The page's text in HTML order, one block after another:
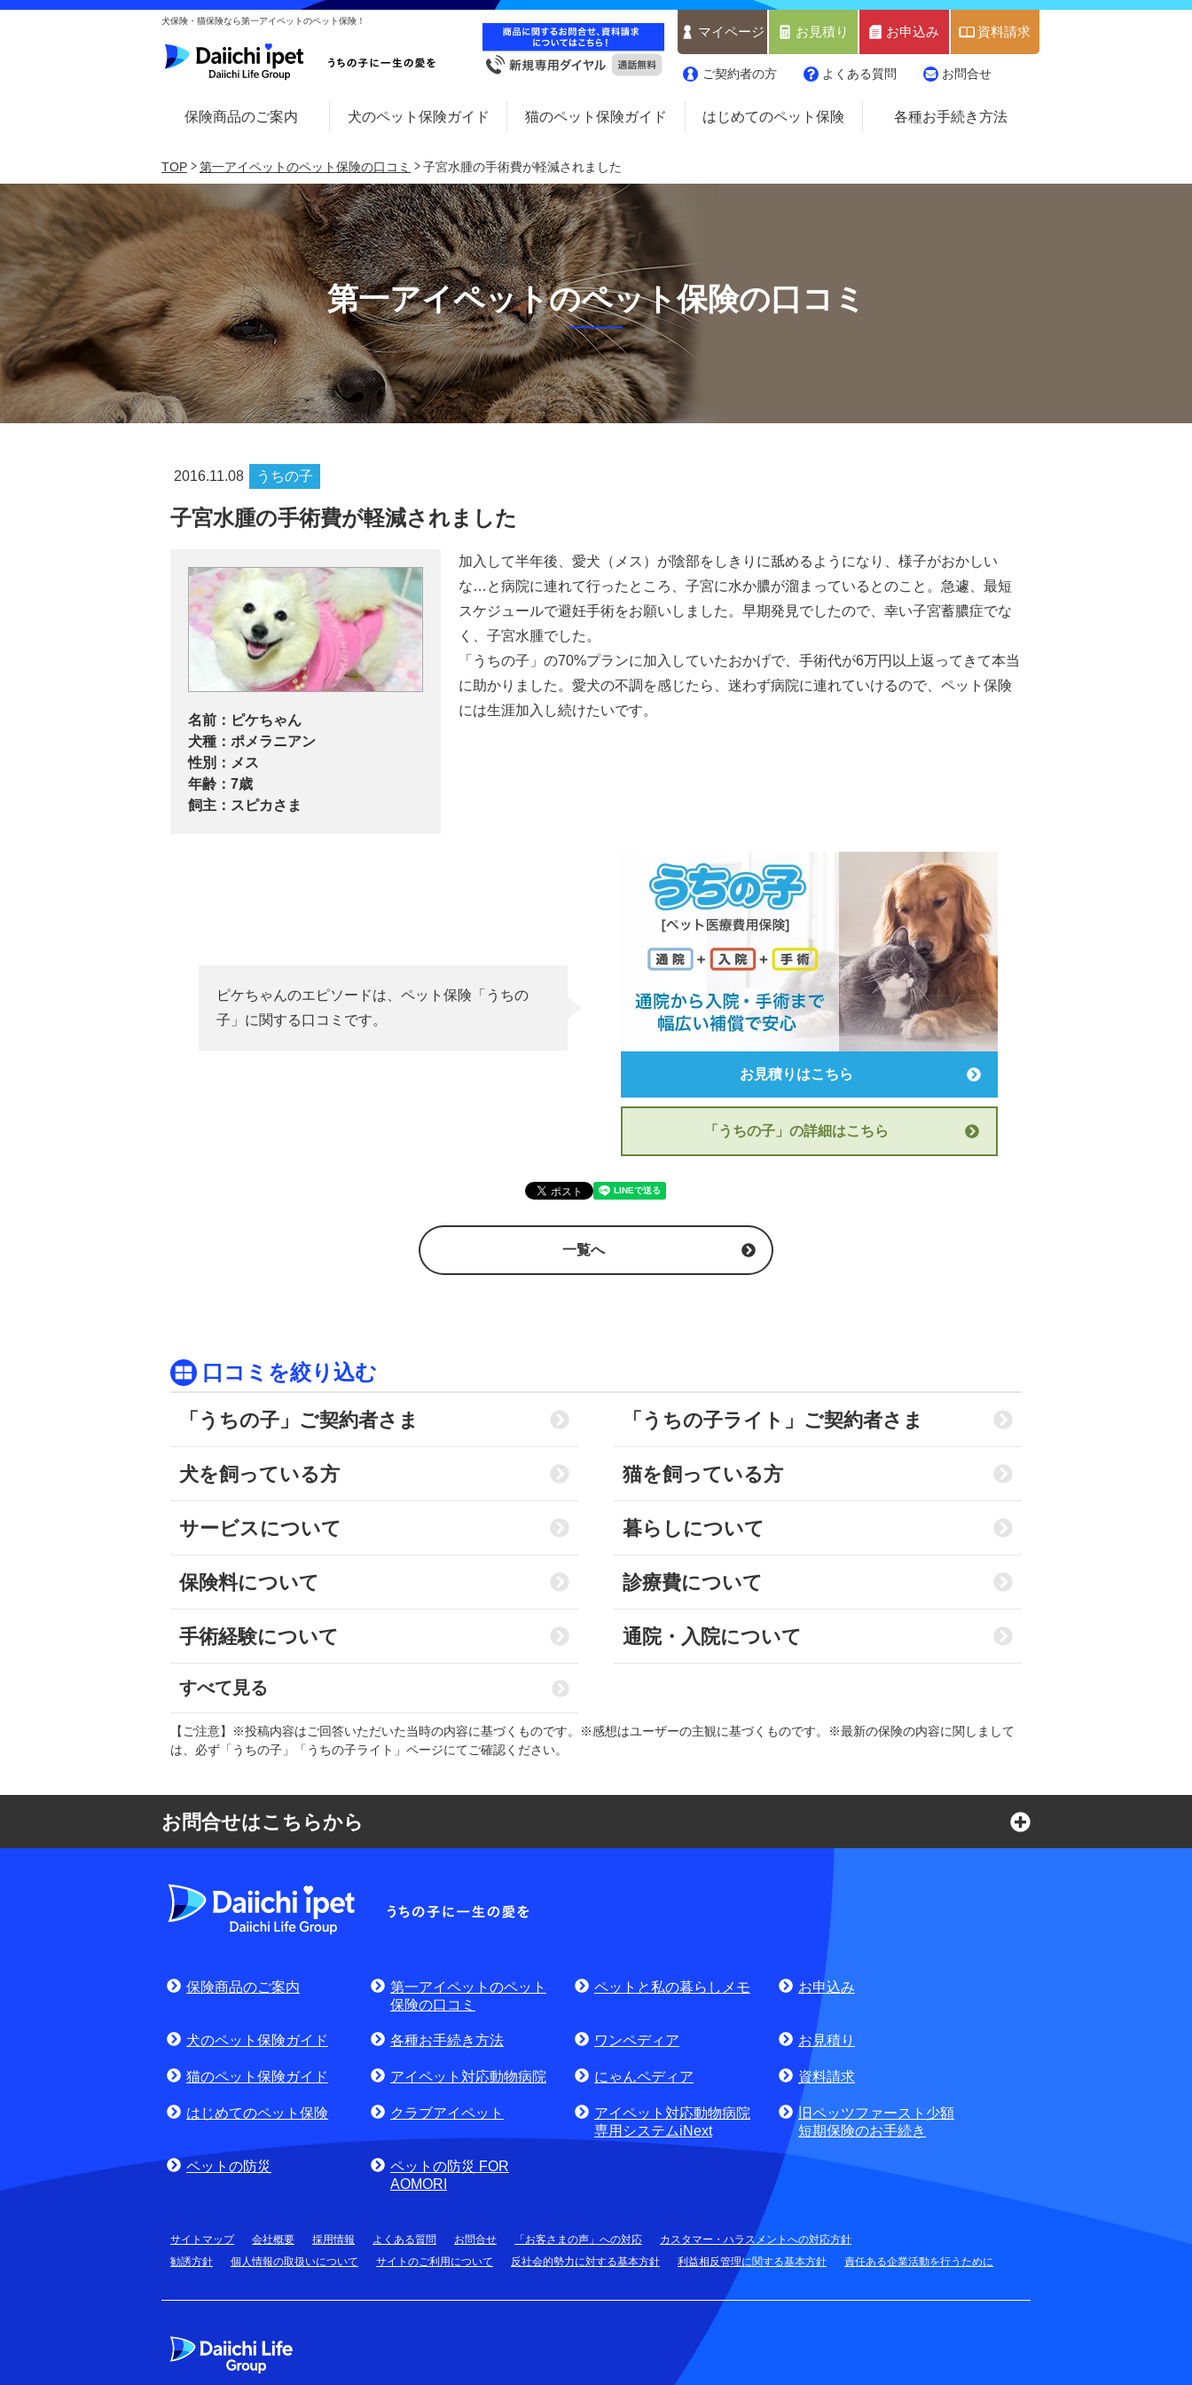
犬保険・猫保険なら第一アイペットのペット保険！
マイページ お見積り お申込み 資料請求
ご契約者の方 よくある質問 お問合せ
保険商品のご案内 犬のペット保険ガイド 猫のペット保険ガイド はじめてのペット保険 各種お手続き方法
TOP 第一アイペットのペット保険の口コミ 子宮水腫の手術費が軽減されました
第一アイペットのペット保険の口コミ
2016.11.08 うちの子
子宮水腫の手術費が軽減されました
名前： ピケちゃん
犬種： ポメラニアン
性別： メス
年齢： 7歳
飼主： スピカさま
加入して半年後、愛犬（メス）が陰部をしきりに舐めるようになり、様子がおかしい
な…と病院に連れて行ったところ、子宮に水か膿が溜まっているとのこと。急遽、最短
スケジュールで避妊手術をお願いしました。早期発見でしたので、幸い子宮蓄膿症でな
く、子宮水腫でした。
「うちの子」の70%プランに加入していたおかげで、手術代が6万円以上返ってきて本当
に助かりました。愛犬の不調を感じたら、迷わず病院に連れていけるので、ペット保険
には生涯加入し続けたいです。
ピケちゃんのエピソードは、ペット保険「うちの
子」に関する口コミです。
お見積りはこちら
「うちの子」の詳細はこちら
一覧へ
口コミを絞り込む
「うちの子」ご契約者さま 「うちの子ライト」ご契約者さま
犬を飼っている方 猫を飼っている方
サービスについて 暮らしについて
保険料について 診療費について
手術経験について 通院・入院について
すべて見る
【ご注意】※投稿内容はご回答いただいた当時の内容に基づくものです。※感想はユーザーの主観に基づくものです。※最新の保険の内容に関しまして
は、必ず「うちの子」「うちの子ライト」ページにてご確認ください。
お問合せはこちらから
よくある質問
お問合せ窓口
(商品に関するお問合せ・資料請求)
お電話でのお問合せはこちら 通話無料
第一アイペット損害保険株式会社
保険商品のご案内
第一アイペットのペット
保険の口コミ
ペットと私の暮らしメモ お申込み
犬のペット保険ガイド 各種お手続き方法 ワンペディア お見積り
猫のペット保険ガイド アイペット対応動物病院 にゃんペディア 資料請求
はじめてのペット保険 クラブアイペット
アイペット対応動物病院
専用システムiNext
旧ペッツファースト少額
短期保険のお手続き
ペットの防災
ペットの防災 FOR
AOMORI
サイトマップ 会社概要 採用情報 よくある質問 お問合せ 「お客さまの声」への対応
カスタマー・ハラスメントへの対応方針
勧誘方針
個人情報の取扱いについて サイトのご利用について 反社会的勢力に対する基本方針 利益相反管理に関する基本方針 責任ある企業活動を行うために